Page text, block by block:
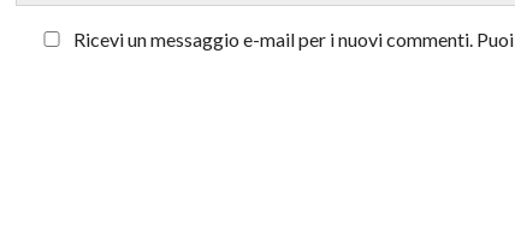
Ricevi un messaggio e-mail per i nuovi commenti. Puoi